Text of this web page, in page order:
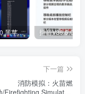
ThinkPad E480 黑苹果完美Tahoe的EFI分享（2026.03.01更新） 抖音V36.5.0 内
下一篇
消防模拟：火苗燃